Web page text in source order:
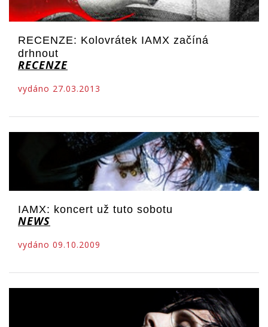
RECENZE: Kolovrátek IAMX začíná
drhnout
RECENZE
vydáno 27.03.2013
IAMX: koncert už tuto sobotu
NEWS
vydáno 09.10.2009